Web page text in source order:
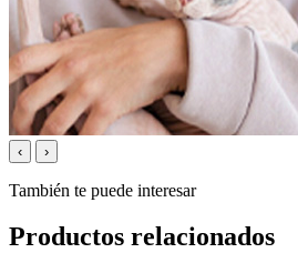
‹ ›
También te puede interesar
Productos relacionados